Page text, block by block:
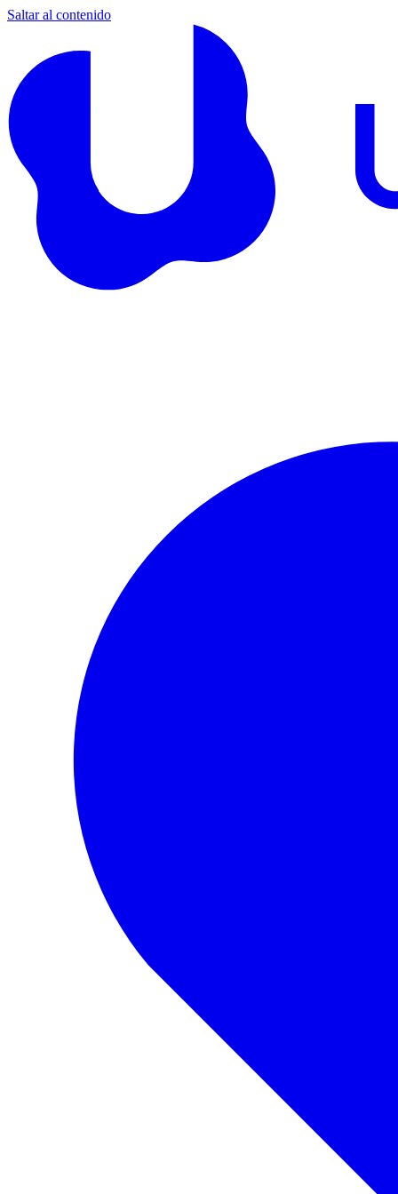
Saltar al contenido